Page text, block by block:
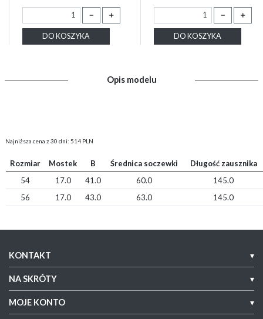
－ ＋
DO KOSZYKA
－ ＋
DO KOSZYKA
Opis modelu
Najniższa cena z 30 dni: 514 PLN
Rozmiar Mostek B Średnica soczewki
Długość zausznika
54
17.0 41.0 60.0
145.0
56
17.0 43.0 63.0 145.0
KONTAKT ▾
NA SKRÓTY ▾
MOJE KONTO ▾